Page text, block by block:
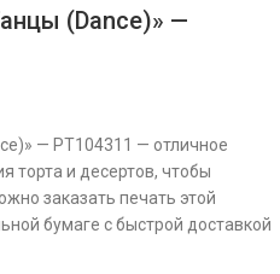
(Dance)» —
— PT104311 — отличное
торта и десертов, чтобы
заказать печать этой
бумаге с быстрой доставкой